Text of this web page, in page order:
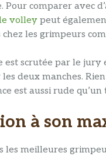
comparer avec
volley peut
les grimpeurs
est scrutée par le
deux manches.
est aussi rude
à son
les meilleures